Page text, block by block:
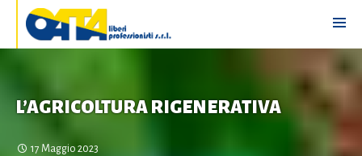
L’AGRICOLTURA RIGENERATIVA
17 Maggio 2023